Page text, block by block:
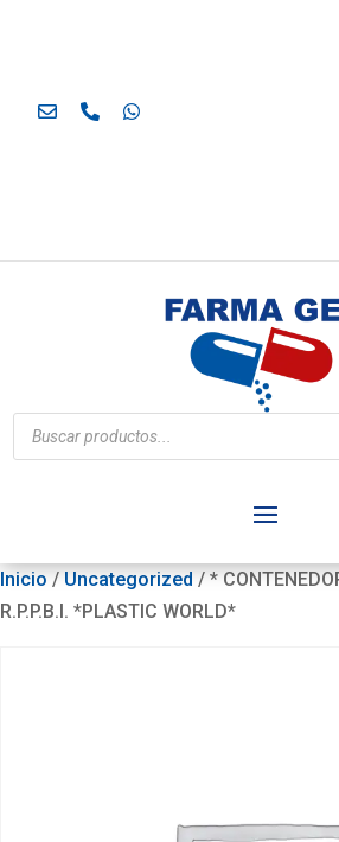
Búsqueda
de
productos
Inicio / Uncategorized / *
R.P.P.B.I. *PLASTIC WORLD*